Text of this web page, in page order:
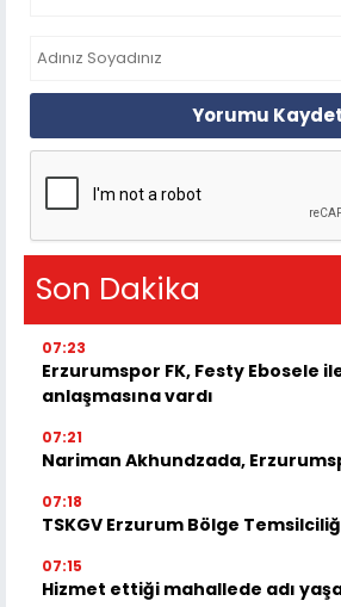
Yorumu Kaydet
Son Dakika
07:23
Erzurumspor FK, Festy Ebosele
anlaşmasına vardı
07:21
Nariman Akhundzada,
07:18
TSKGV Erzurum Bölge
07:15
Hizmet ettiği mahallede adı